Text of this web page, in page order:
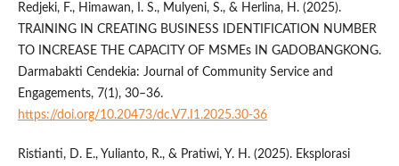
Redjeki, F., Himawan, I. S., Mulyeni, S., & Herlina, H. (2025).
TRAINING IN CREATING BUSINESS IDENTIFICATION NUMBER
TO INCREASE THE CAPACITY OF MSMEs IN GADOBANGKONG.
Darmabakti Cendekia: Journal of Community Service and
Engagements, 7(1), 30–36.
https://doi.org/10.20473/dc.V7.I1.2025.30-36
Ristianti, D. E., Yulianto, R., & Pratiwi, Y. H. (2025). Eksplorasi